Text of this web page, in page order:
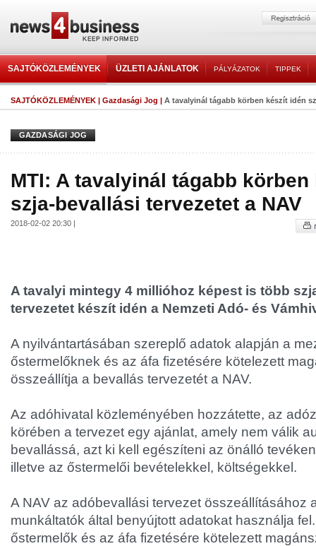
SAJTÓKÖZLEMÉNYEK ÜZLETI AJÁNLATOK PÁLYÁZATOK TIPPEK
SAJTÓKÖZLEMÉNYEK | Gazdasági Jog | A tavalyinál tágabb körben készít idén
GAZDASÁGI JOG
MTI: A tavalyinál tágabb
szja-bevallási tervezetet a NAV
2018-02-02 20:30 |
A tavalyi mintegy 4 millióhoz képest is több
tervezetet készít idén a Nemzeti Adó- és
A nyilvántartásában szereplő adatok alapján a
őstermelőknek és az áfa fizetésére kötelezett
összeállítja a bevallás tervezetét a NAV.
Az adóhivatal közleményében hozzátette, az
körében a tervezet egy ajánlat, amely nem válik
bevallássá, azt ki kell egészíteni az önálló
illetve az őstermelői bevételekkel, költségekkel.
A NAV az adóbevallási tervezet összeállításához
munkáltatók által benyújtott adatokat használja
őstermelők és az áfa fizetésére kötelezett